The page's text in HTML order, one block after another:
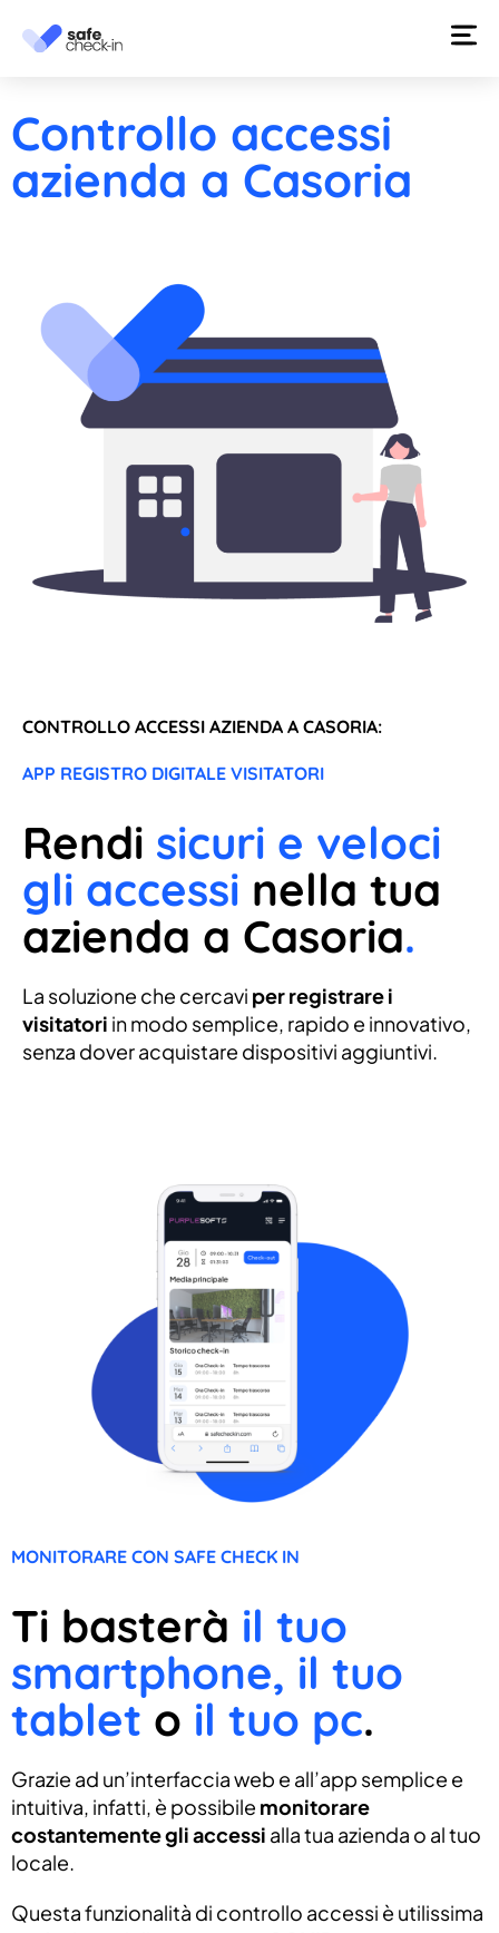
Controllo accessi
azienda a Casoria
CONTROLLO ACCESSI AZIENDA A CASORIA:
APP REGISTRO DIGITALE VISITATORI
Rendi sicuri e veloci
gli accessi nella tua
azienda a Casoria.
La soluzione che cercavi per registrare i
visitatori in modo semplice, rapido e innovativo,
senza dover acquistare dispositivi aggiuntivi.
MONITORARE CON SAFE CHECK IN
Ti basterà il tuo
smartphone, il tuo
tablet o il tuo pc.
Grazie ad un’interfaccia web e all’app semplice e
intuitiva, infatti, è possibile monitorare
costantemente gli accessi alla tua azienda o al tuo
locale.
Questa funzionalità di controllo accessi è utilissima